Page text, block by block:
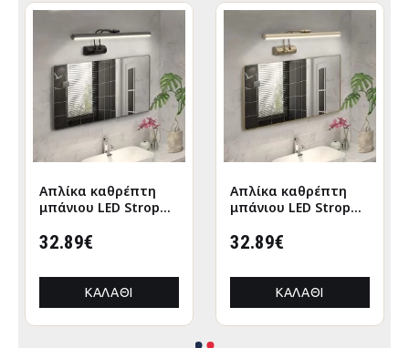
Απλίκα καθρέπτη
μπάνιου LED Strop
μαύρο 35εκ.
32.89€
ΚΑΛΆΘΙ
Απλίκα καθρέπτη
μπάνιου LED Strop
χρυσό 35εκ.
32.89€
ΚΑΛΆΘΙ